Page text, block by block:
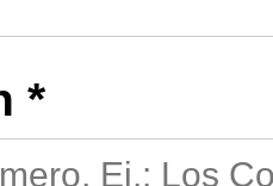
*